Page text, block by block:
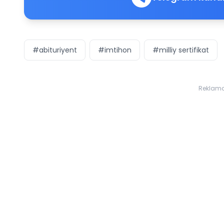
#abituriyent #imtihon #milliy sertifikat